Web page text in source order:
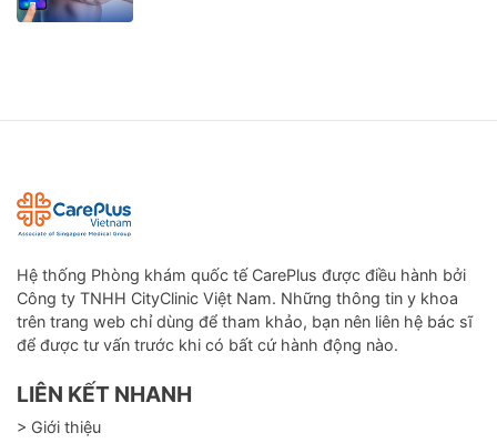
Hệ thống Phòng khám quốc tế CarePlus được điều hành bởi
Công ty TNHH CityClinic Việt Nam. Những thông tin y khoa
trên trang web chỉ dùng để tham khảo, bạn nên liên hệ bác sĩ
để được tư vấn trước khi có bất cứ hành động nào.
LIÊN KẾT NHANH
> Giới thiệu